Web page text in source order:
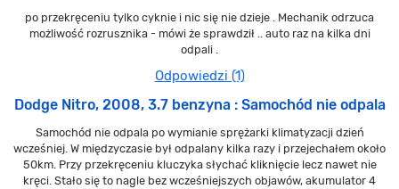
po przekręceniu tylko cyknie i nic się nie dzieje . Mechanik odrzuca
możliwość rozrusznika - mówi że sprawdził .. auto raz na kilka dni
odpali .
Odpowiedzi (1)
Dodge Nitro, 2008, 3.7 benzyna : Samochód nie odpala
Samochód nie odpala po wymianie sprężarki klimatyzacji dzień
wcześniej. W międzyczasie był odpalany kilka razy i przejechałem około
50km. Przy przekręceniu kluczyka słychać kliknięcie lecz nawet nie
kręci. Stało się to nagle bez wcześniejszych objawów, akumulator 4